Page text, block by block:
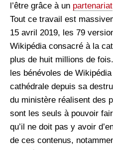
l’être grâce à un partenariat
Tout ce travail est
15 avril 2019, les 79
Wikipédia consacré à la
plus de huit millions de
les bénévoles de
cathédrale depuis sa
du ministère réalisent des
sont les seuls à pouvoir
qu’il ne doit pas y avoir
de ces contenus,